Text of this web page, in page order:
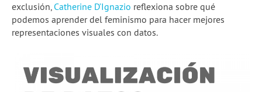
Expedición de datos
Cursos
Únete a la comunidad
exclusión, Catherine D’Ignazio reflexiona sobre qué
podemos aprender del feminismo para hacer mejores
representaciones visuales con datos.